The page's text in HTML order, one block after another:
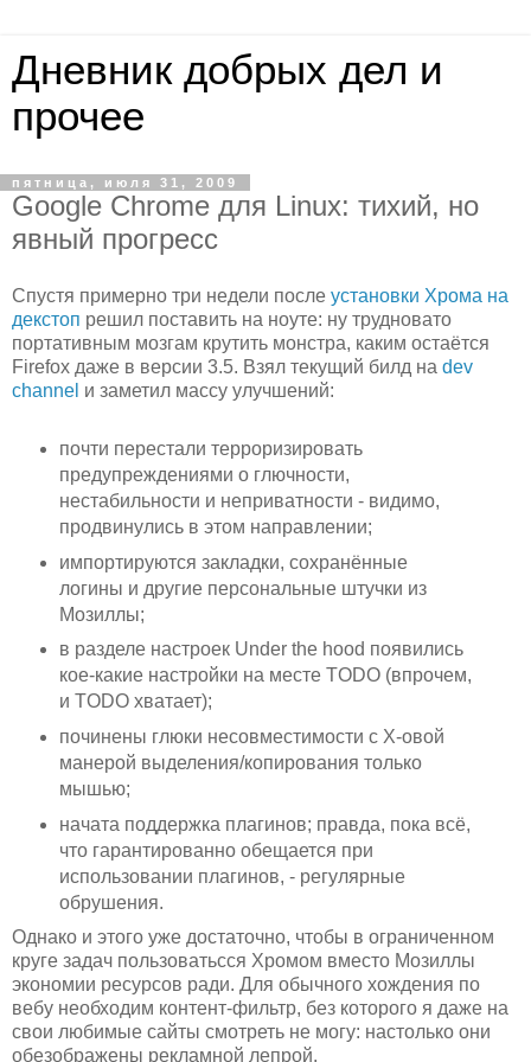
Дневник добрых дел и
прочее
пятница, июля 31, 2009
Google Chrome для Linux: тихий, но
явный прогресс
Спустя примерно три недели после установки Хрома на
декстоп решил поставить на ноуте: ну трудновато
портативным мозгам крутить монстра, каким остаётся
Firefox даже в версии 3.5. Взял текущий билд на dev
channel и заметил массу улучшений:
почти перестали терроризировать
предупреждениями о глючности,
нестабильности и неприватности - видимо,
продвинулись в этом направлении;
импортируются закладки, сохранённые
логины и другие персональные штучки из
Мозиллы;
в разделе настроек Under the hood появились
кое-какие настройки на месте TODO (впрочем,
и TODO хватает);
починены глюки несовместимости с Х-овой
манерой выделения/копирования только
мышью;
начата поддержка плагинов; правда, пока всё,
что гарантированно обещается при
использовании плагинов, - регулярные
обрушения.
Однако и этого уже достаточно, чтобы в ограниченном
круге задач пользоватьсся Хромом вместо Мозиллы
экономии ресурсов ради. Для обычного хождения по
вебу необходим контент-фильтр, без которого я даже на
свои любимые сайты смотреть не могу: настолько они
обезображены рекламной лепрой.